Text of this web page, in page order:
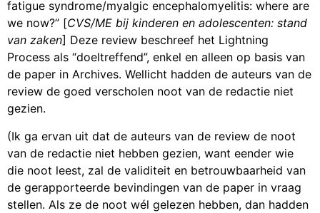
fatigue syndrome/myalgic encephalomyelitis: where are
we now?” [CVS/ME bij kinderen en adolescenten: stand
van zaken] Deze review beschreef het Lightning
Process als “doeltreffend”, enkel en alleen op basis van
de paper in Archives. Wellicht hadden de auteurs van de
review de goed verscholen noot van de redactie niet
gezien.
(Ik ga ervan uit dat de auteurs van de review de noot
van de redactie niet hebben gezien, want eender wie
die noot leest, zal de validiteit en betrouwbaarheid van
de gerapporteerde bevindingen van de paper in vraag
stellen. Als ze de noot wél gelezen hebben, dan hadden